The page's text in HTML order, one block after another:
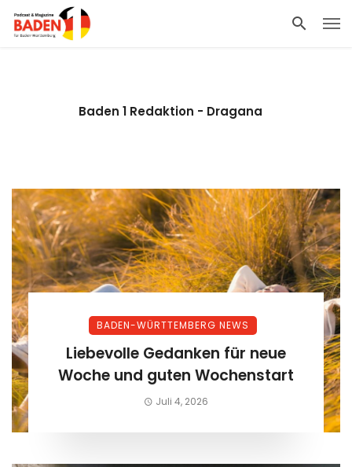
Baden 1 Redaktion - Dragana
BADEN-WÜRTTEMBERG NEWS
Liebevolle Gedanken für neue
Woche und guten Wochenstart
Juli 4, 2026